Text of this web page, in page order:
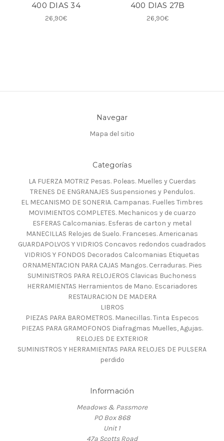
400 DIAS 34
26,90€
400 DIAS 27B
26,90€
Navegar
Mapa del sitio
Categorías
LA FUERZA MOTRIZ Pesas. Poleas. Muelles y Cuerdas
TRENES DE ENGRANAJES Suspensiones y Pendulos.
EL MECANISMO DE SONERIA. Campanas. Fuelles Timbres
MOVIMIENTOS COMPLETES. Mechanicos y de cuarzo
ESFERAS Calcomanias. Esferas de carton y metal
MANECILLAS Relojes de Suelo. Franceses. Americanas
GUARDAPOLVOS Y VIDRIOS Concavos redondos cuadrados
VIDRIOS Y FONDOS Decorados Calcomanias Etiquetas
ORNAMENTACION PARA CAJAS Mangos. Cerraduras. Pies
SUMINISTROS PARA RELOJEROS Clavicas Buchoness
HERRAMIENTAS Herramientos de Mano. Escariadores
RESTAURACION DE MADERA
LIBROS
PIEZAS PARA BAROMETROS. Manecillas. Tinta Especos
PIEZAS PARA GRAMOFONOS Diafragmas Muelles, Agujas.
RELOJES DE EXTERIOR
SUMINISTROS Y HERRAMIENTAS PARA RELOJES DE PULSERA
perdido
Información
Meadows & Passmore
PO Box 868
Unit 1
47a Scotts Road